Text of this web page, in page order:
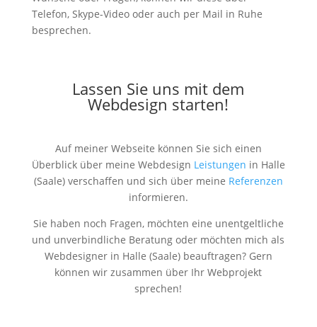
Telefon, Skype-Video oder auch per Mail in Ruhe
besprechen.
Lassen Sie uns mit dem
Webdesign starten!
Auf meiner Webseite können Sie sich einen
Überblick über meine Webdesign Leistungen in Halle
(Saale) verschaffen und sich über meine Referenzen
informieren.
Sie haben noch Fragen, möchten eine unentgeltliche
und unverbindliche Beratung oder möchten mich als
Webdesigner in Halle (Saale) beauftragen? Gern
können wir zusammen über Ihr Webprojekt
sprechen!